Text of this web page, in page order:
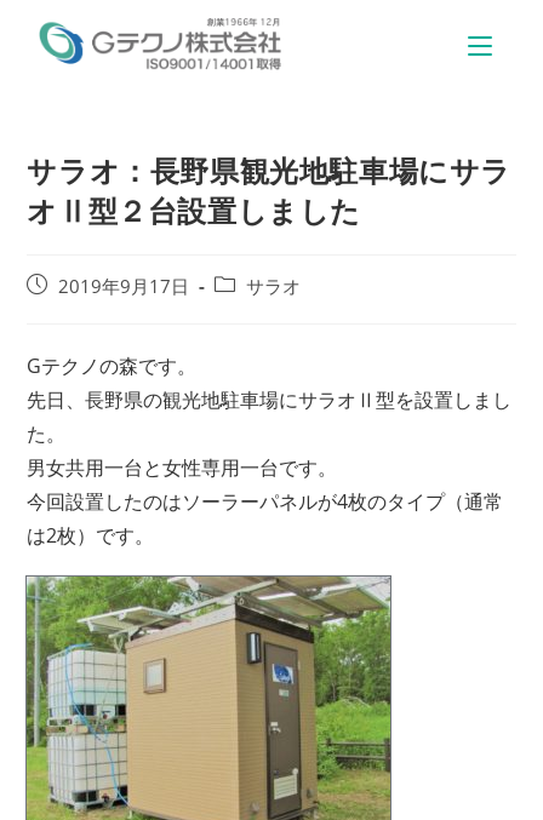
サラオ：長野県観光地駐車場にサラ
オⅡ型２台設置しました
2019年9月17日 サラオ
Gテクノの森です。
先日、長野県の観光地駐車場にサラオⅡ型を設置しまし
た。
男女共用一台と女性専用一台です。
今回設置したのはソーラーパネルが4枚のタイプ（通常
は2枚）です。